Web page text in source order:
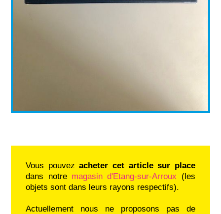
Vous pouvezacheter cet article sur place
dans notre magasin d'Etang-sur-Arroux (les
objets sont dans leurs rayons respectifs).
Actuellement nous ne proposons pas de